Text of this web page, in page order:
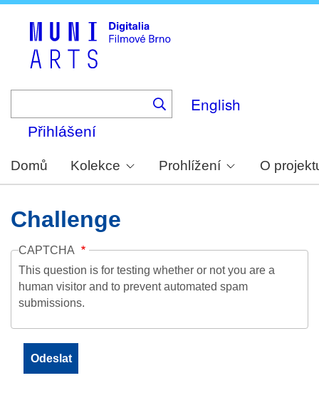
English
Přihlášení
Domů Kolekce Prohlížení O
Challenge
CAPTCHA
This question is for testing whether or not you are a
human visitor and to prevent automated spam
submissions.